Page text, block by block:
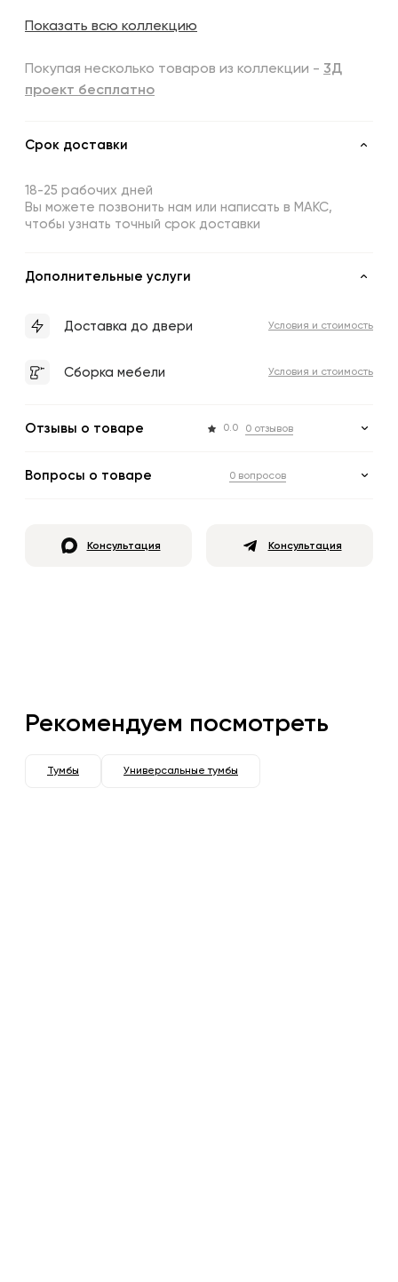
Показать всю коллекцию
Покупая несколько товаров из коллекции - 3Д
проект бесплатно
Срок доставки
18-25 рабочих дней
Вы можете позвонить нам или написать в МАКС,
чтобы узнать точный срок доставки
Дополнительные услуги
Доставка до двери Условия и стоимость
Сборка мебели Условия и стоимость
Отзывы о товаре 0.0 0 отзывов
Вопросы о товаре 0 вопросов
Консультация Консультация
Рекомендуем посмотреть
Тумбы Универсальные тумбы